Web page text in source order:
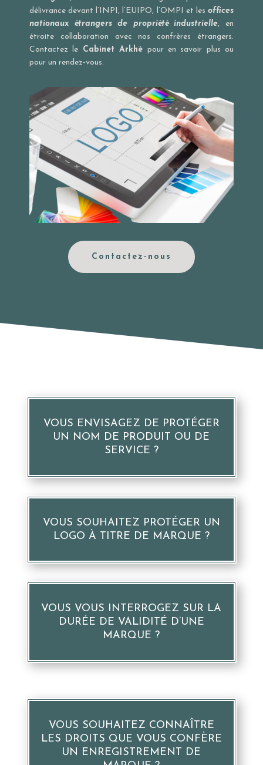
délivrance devant l’ INPI , l’ EUIPO, l’OMPI et lesoffices
nationaux étrangers de propriété industrielle, en
étroite collaboration avec nos confrères étrangers.
Contactez le Cabinet Arkhè pour en savoir plus ou
pour un rendez-vous.
Contactez-nous
VOUS ENVISAGEZ DE PROTÉGER
UN NOM DE PRODUIT OU DE
SERVICE ?
VOUS SOUHAITEZ PROTÉGER UN
LOGO À TITRE DE MARQUE ?
VOUS VOUS INTERROGEZ SUR LA
DURÉE DE VALIDITÉ D’UNE
MARQUE ?
VOUS SOUHAITEZ CONNAÎTRE
LES DROITS QUE VOUS CONFÈRE
UN ENREGISTREMENT DE